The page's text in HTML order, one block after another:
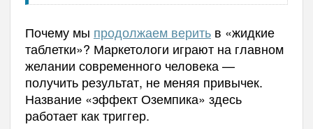
Почему мы продолжаем веритьв «жидкие
таблетки»? Маркетологи играют на главном
желании современного человека —
получить результат, не меняя привычек.
Название «эффект Оземпика» здесь
работает как триггер.